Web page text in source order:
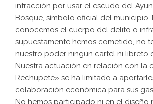
infracción por usar el escudo del
Bosque, símbolo oficial del municipio.
conocemos el cuerpo del delito o
supuestamente hemos cometido, no
nuestro poder ningún cartel ni libreto
Nuestra actuación en relación con la
Rechupete» se ha limitado a
colaboración económica para sus
No hemos participado ni en el diseño